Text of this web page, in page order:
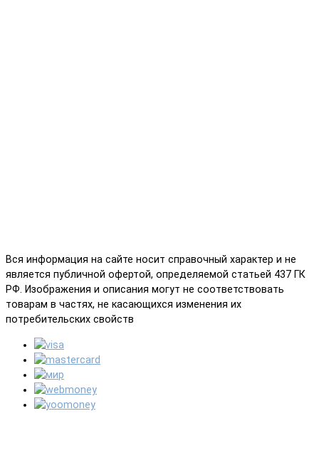
Вся информация на сайте носит справочный характер и не
является публичной офертой, определяемой статьей 437 ГК
РФ. Изображения и описания могут не соответствовать
товарам в частях, не касающихся изменения их
потребительских свойств